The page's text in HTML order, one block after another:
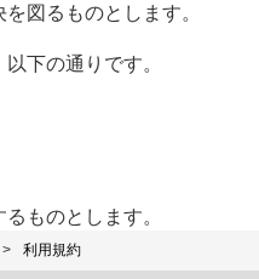
図るものとします。
下の通りです。
ものとします。
利用規約